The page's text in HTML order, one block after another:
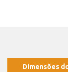
Dimensões